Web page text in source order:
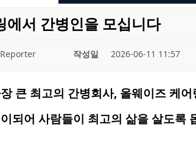
에서 간병인을 모십니다
작성일 2026-06-11 11:57
큰 최고의 간병회사, 올웨이즈 케어
되어 사람들이 최고의 삶을 살도록